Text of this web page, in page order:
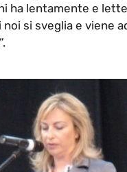
ha lentamente e
noi si sveglia e viene